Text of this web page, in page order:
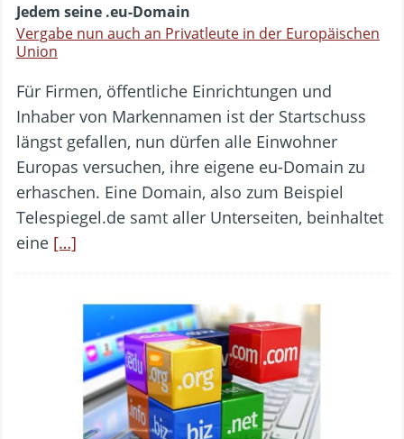
Jedem seine .eu-Domain
Vergabe nun auch an Privatleute in der Europäischen
Union
Für Firmen, öffentliche Einrichtungen und
Inhaber von Markennamen ist der Startschuss
längst gefallen, nun dürfen alle Einwohner
Europas versuchen, ihre eigene eu-Domain zu
erhaschen. Eine Domain, also zum Beispiel
Telespiegel.de samt aller Unterseiten, beinhaltet
eine […]